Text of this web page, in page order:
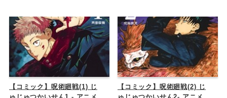
【コミック】呪術廻戦(1) じ
【コミック】呪術廻戦(2) じ